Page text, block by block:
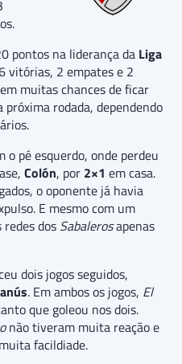
pontos na liderança da Liga
vitórias, 2 empates e 2
muitas chances de ficar
rodada, dependendo
o pé esquerdo, onde perdeu
Colón, por 2×1 em casa.
o oponente já havia
E mesmo com um
redes dos Sabalerosapenas
dois jogos seguidos,
. Em ambos os jogos, El
que goleou nos dois.
não tiveram muita reação e
facildiade.